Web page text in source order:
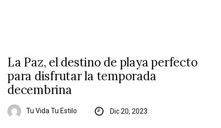
La Paz, el destino de playa perfecto
para disfrutar la temporada
decembrina
Tu Vida Tu Estilo Dic 20, 2023